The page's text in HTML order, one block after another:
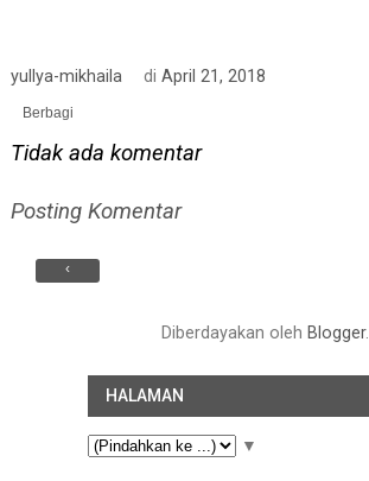
yullya-mikhaila diApril 21, 2018
Berbagi
Tidak ada komentar
Posting Komentar
‹
Diberdayakan oleh Blogger.
HALAMAN
▼